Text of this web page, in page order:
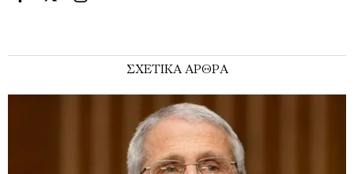
ΣΧΕΤΙΚΑ ΑΡΘΡΑ